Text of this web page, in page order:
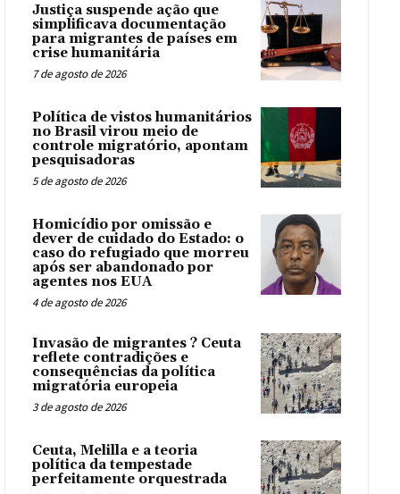
Justiça suspende ação que
simplificava documentação
para migrantes de países em
crise humanitária
7 de agosto de 2026
Política de vistos humanitários
no Brasil virou meio de
controle migratório, apontam
pesquisadoras
5 de agosto de 2026
Homicídio por omissão e
dever de cuidado do Estado: o
caso do refugiado que morreu
após ser abandonado por
agentes nos EUA
4 de agosto de 2026
Invasão de migrantes ? Ceuta
reflete contradições e
consequências da política
migratória europeia
3 de agosto de 2026
Ceuta, Melilla e a teoria
política da tempestade
perfeitamente orquestrada